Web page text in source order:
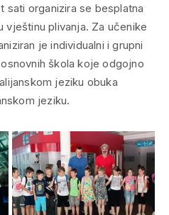
sati organizira se besplatna
vještinu plivanja. Za učenike
je individualni i grupni
škola koje odgojno
jeziku obuka
jeziku.